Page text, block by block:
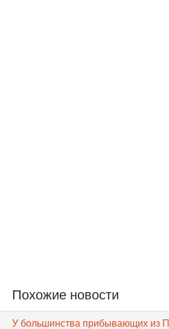
Похожие новости
У большинства прибывающих из